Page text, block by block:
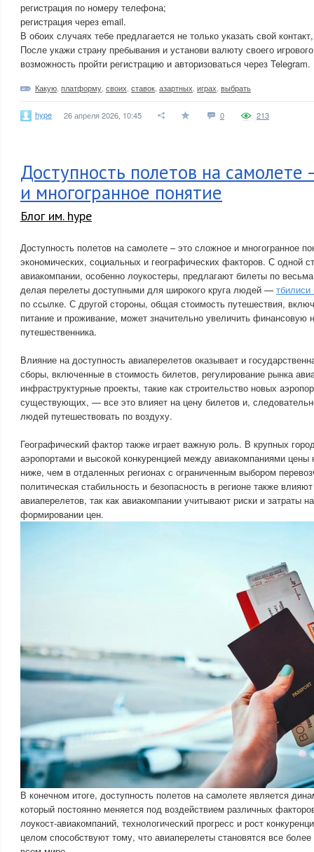
регистрация по номеру телефона;
регистрация через email.
В обоих случаях тебе предлагается не только указать свой
После укажи страну пребывания и установи валюту своего
возможность пройти регистрацию и авторизоваться через
Какую платформу своих ставок азартных играх выбрать
hype 26 апреля 2026, 10:45 0 213
Доступность полетов на самолете
и многогранное понятие
Блог им. hype
Доступность полетов на самолете – это сложное и многогранное
экономических, социальных и географических факторов. С одной
авиакомпании, особенно лоукостеры, предлагают билеты по
делая перелеты доступными для широкого круга людей — тбилиси
по ссылке. С другой стороны, общая стоимость путешествия,
питание и проживание, может значительно увеличить финансовую
путешественника.
Влияние на доступность авиаперелетов оказывает и
сборы, включенные в стоимость билетов, регулирование рынка
инфраструктурные проекты, такие как строительство новых
существующих, — все это влияет на цену билетов и,
людей путешествовать по воздуху.
Географический фактор также играет важную роль. В крупных
аэропортами и высокой конкуренцией между авиакомпаниями цены
ниже, чем в отдаленных регионах с ограниченным выбором
политическая стабильность и безопасность в регионе также
авиаперелетов, так как авиакомпании учитывают риски и затраты
формировании цен.
В конечном итоге, доступность полетов на самолете является
который постоянно меняется под воздействием различных
лоукост-авиакомпаний, технологический прогресс и рост
целом способствуют тому, что авиаперелеты становятся все